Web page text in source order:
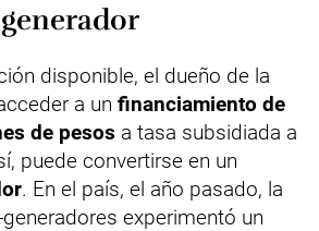
disponible, el dueño de la
a un financiamiento de
de pesos a tasa subsidiada a
puede convertirse en un
. En el país, el año pasado, la
experimentó un